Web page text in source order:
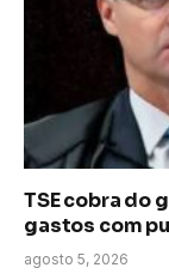
TSE cobra do
gastos com
agosto 5, 2026